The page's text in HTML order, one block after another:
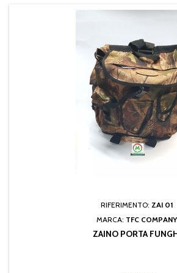
RIFERIMENTO: ZAI 01
MARCA: TFC COMPANY
ZAINO PORTA